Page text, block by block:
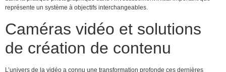
représente un système à objectifs interchangeables.
Caméras vidéo et solutions
de création de contenu
L’univers de la vidéo a connu une transformation profonde ces dernières